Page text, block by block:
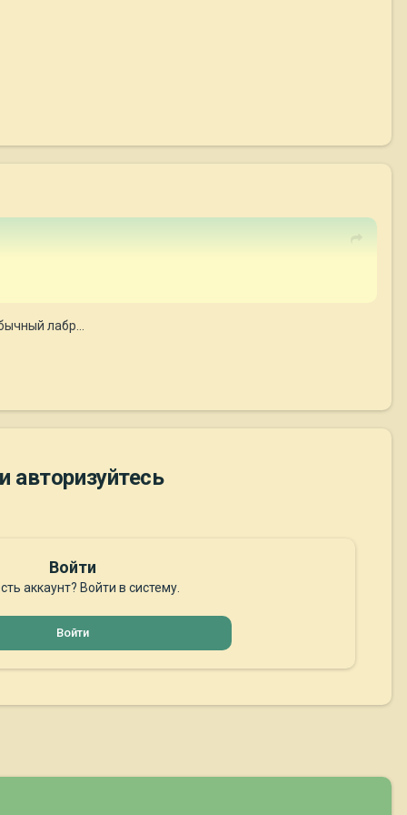
лабр...
авторизуйтесь
Войти
аккаунт? Войти в систему.
Войти